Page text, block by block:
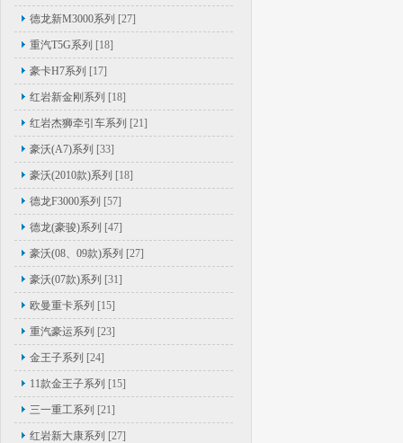
德龙新M3000系列 [27]
重汽T5G系列 [18]
豪卡H7系列 [17]
红岩新金刚系列 [18]
红岩杰狮牵引车系列 [21]
豪沃(A7)系列 [33]
豪沃(2010款)系列 [18]
德龙F3000系列 [57]
德龙(豪骏)系列 [47]
豪沃(08、09款)系列 [27]
豪沃(07款)系列 [31]
欧曼重卡系列 [15]
重汽豪运系列 [23]
金王子系列 [24]
11款金王子系列 [15]
三一重工系列 [21]
红岩新大康系列 [27]